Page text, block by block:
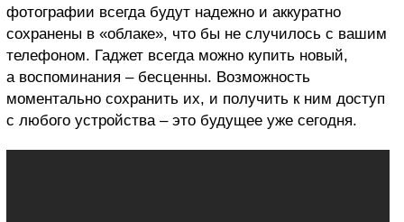
фотографии всегда будут надежно и аккуратно
сохранены в «облаке», что бы не случилось с вашим
телефоном. Гаджет всегда можно купить новый,
а воспоминания – бесценны. Возможность
моментально сохранить их, и получить к ним доступ
с любого устройства – это будущее уже сегодня.